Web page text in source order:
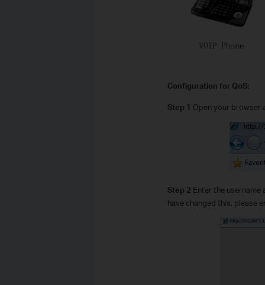
Configuration for QoS:
Step 1 Open your browser
Step 2 Enter the username
have changed this, please